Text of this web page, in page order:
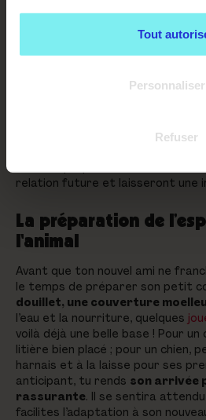
Tout
Personnaliser
Refuser
LES PREMIERS
Les premiers jours à la maison
relation future et laisseront une
La préparation de
l'animal
Avant que ton nouvel ami ne
le temps de préparer son petit
douillet, une couverture
l’eau et la nourriture, quelques
voilà déjà une belle base ! Pour
litière bien placé ; pour un chien,
harnais et à la laisse pour ses
anticipant, tu rends son arrivée
rassurante. Il se sentira
facilites l’adaptation à son